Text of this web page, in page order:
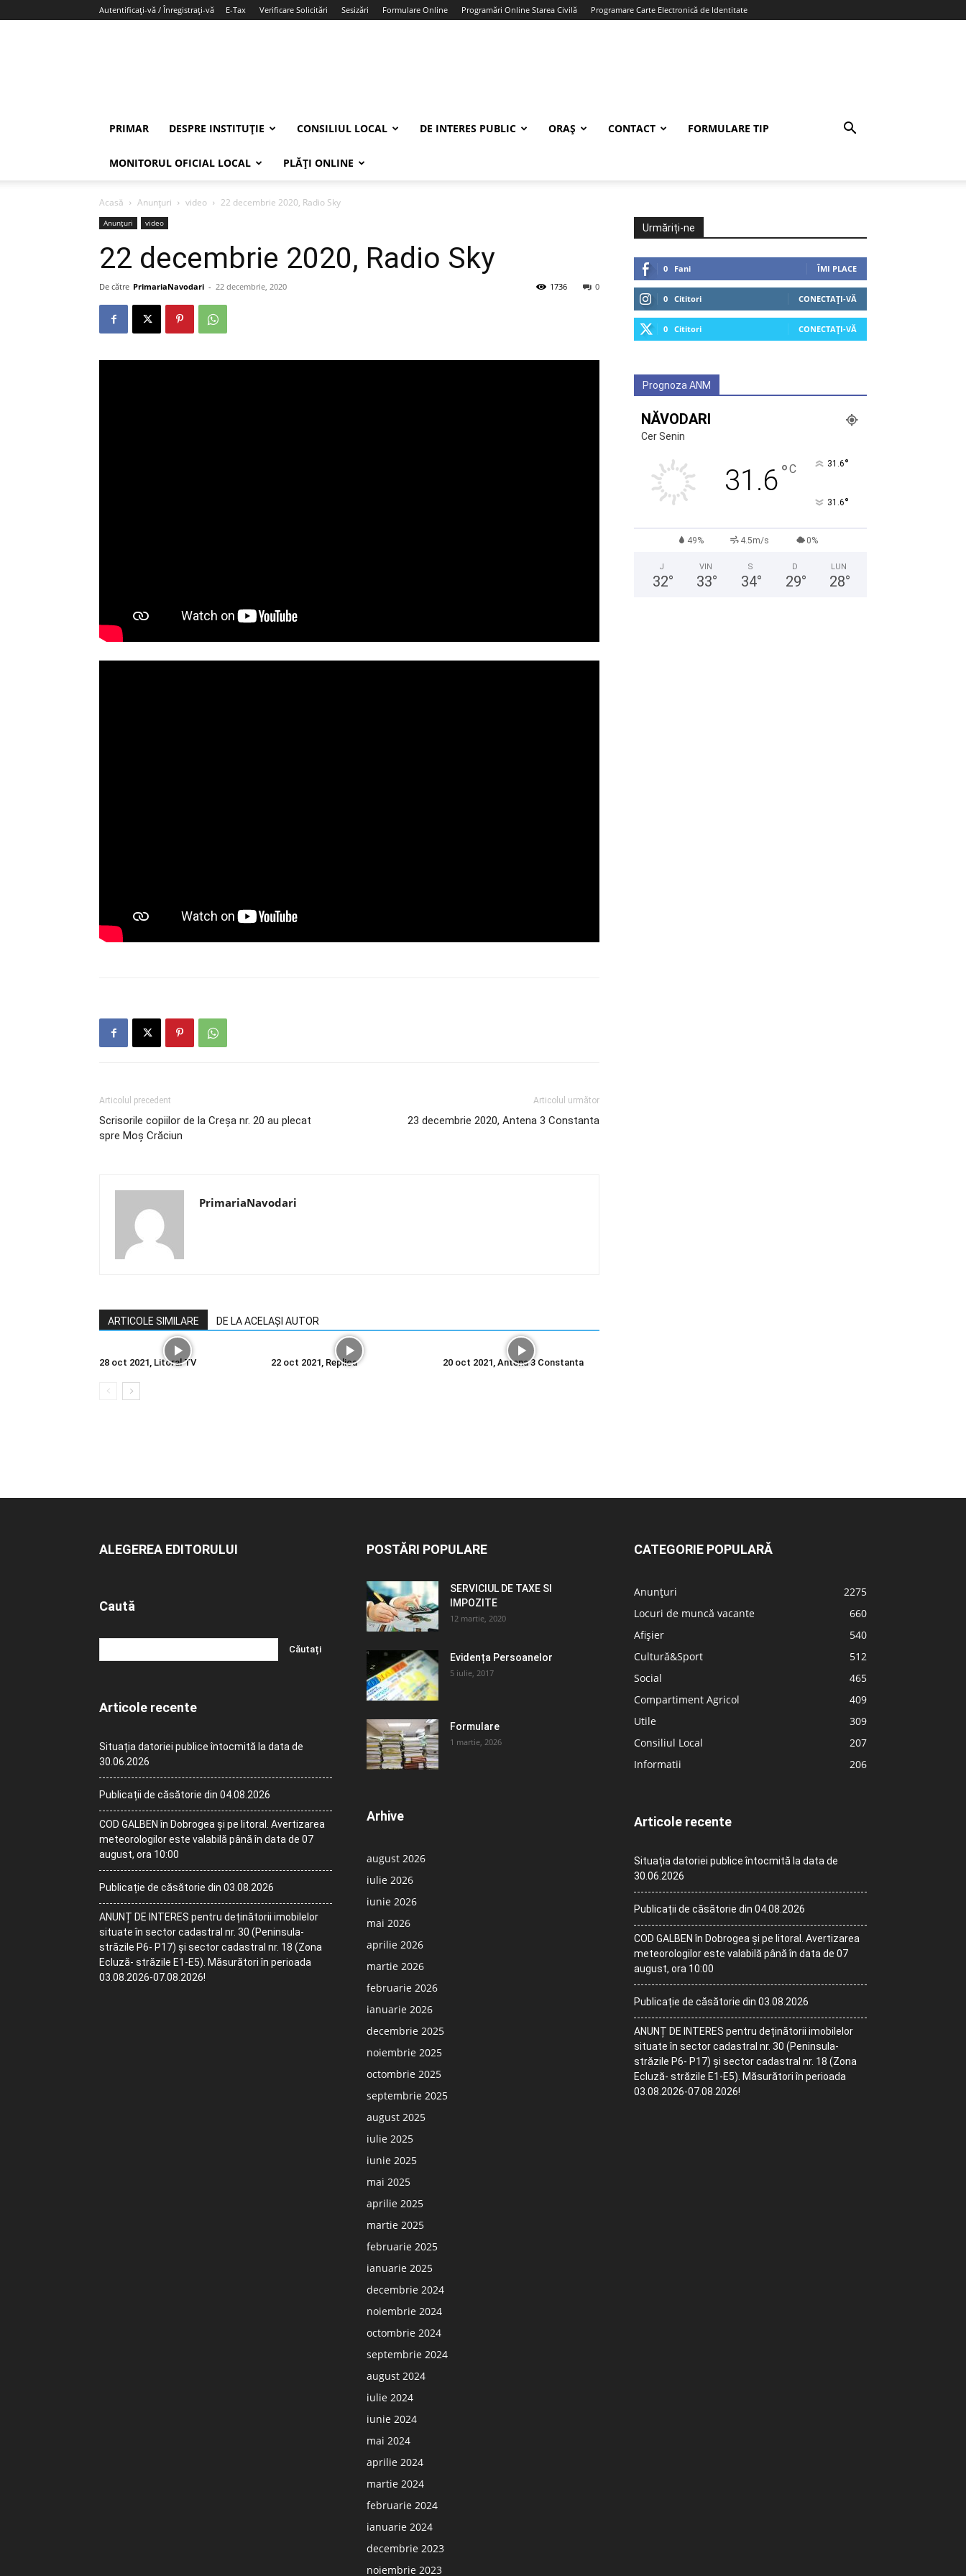
Autentificați-vă / Înregistrați-vă E-Tax Verificare Solicitări Sesizări Formulare Online Programări Online Starea Civilă Programare Carte Electronică de Identitate
PRIMAR DESPRE INSTITUȚIE CONSILIUL LOCAL DE INTERES PUBLIC ORAȘ CONTACT FORMULARE TIP
MONITORUL OFICIAL LOCAL PLĂȚI ONLINE
Acasă Anunțuri video 22 decembrie 2020, Radio Sky
Anunțuri video
22 decembrie 2020, Radio Sky
De către PrimariaNavodari - 22 decembrie, 2020 0
1736
Articolul precedent
Scrisorile copiilor de la Creșa nr. 20 au plecat
spre Moș Crăciun
Articolul următor
23 decembrie 2020, Antena 3 Constanta
PrimariaNavodari
ARTICOLE SIMILARE DE LA ACELAȘI AUTOR
28 oct 2021, Litoral TV 22 oct 2021, Replica 20 oct 2021, Antena 3 Constanta
Urmăriți-ne
0 Fani ÎMI PLACE
0 Cititori CONECTAȚI-VĂ
0 Cititori CONECTAȚI-VĂ
Prognoza ANM
NĂVODARI
Cer Senin
31.6°C 31.6°
31.6°
49% 4.5m/s 0%
J
32°
VIN
33°
S
34°
D
29°
LUN
28°
ALEGEREA EDITORULUI
Caută
Articole recente
Situația datoriei publice întocmită la data de
30.06.2026
Publicații de căsătorie din 04.08.2026
COD GALBEN în Dobrogea și pe litoral. Avertizarea
meteorologilor este valabilă până în data de 07
august, ora 10:00
Publicație de căsătorie din 03.08.2026
ANUNȚ DE INTERES pentru deținătorii imobilelor
situate în sector cadastral nr. 30 (Peninsula-
străzile P6- P17) și sector cadastral nr. 18 (Zona
Ecluză- străzile E1-E5). Măsurători în perioada
03.08.2026-07.08.2026!
POSTĂRI POPULARE
SERVICIUL DE TAXE SI
IMPOZITE
12 martie, 2020
Evidența Persoanelor
5 iulie, 2017
Formulare
1 martie, 2026
Arhive
august 2026
iulie 2026
iunie 2026
mai 2026
aprilie 2026
martie 2026
februarie 2026
ianuarie 2026
decembrie 2025
noiembrie 2025
octombrie 2025
septembrie 2025
august 2025
iulie 2025
iunie 2025
mai 2025
aprilie 2025
martie 2025
februarie 2025
ianuarie 2025
decembrie 2024
noiembrie 2024
octombrie 2024
septembrie 2024
august 2024
iulie 2024
iunie 2024
mai 2024
aprilie 2024
martie 2024
februarie 2024
ianuarie 2024
decembrie 2023
noiembrie 2023
CATEGORIE POPULARĂ
Anunțuri
2275
Locuri de muncă vacante
660
Afișier
540
Cultură&Sport
512
Social
465
Compartiment Agricol
409
Utile
309
Consiliul Local
207
Informatii
206
Articole recente
Situația datoriei publice întocmită la data de
30.06.2026
Publicații de căsătorie din 04.08.2026
COD GALBEN în Dobrogea și pe litoral. Avertizarea
meteorologilor este valabilă până în data de 07
august, ora 10:00
Publicație de căsătorie din 03.08.2026
ANUNȚ DE INTERES pentru deținătorii imobilelor
situate în sector cadastral nr. 30 (Peninsula-
străzile P6- P17) și sector cadastral nr. 18 (Zona
Ecluză- străzile E1-E5). Măsurători în perioada
03.08.2026-07.08.2026!